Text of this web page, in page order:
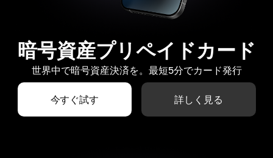
暗号資産プリペイドカード
世界中で暗号資産決済を。最短5分でカード発行
今すぐ試す 詳しく見る